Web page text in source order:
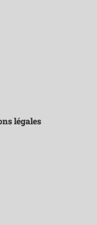
légales